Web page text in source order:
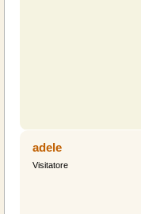
adele
Visitatore